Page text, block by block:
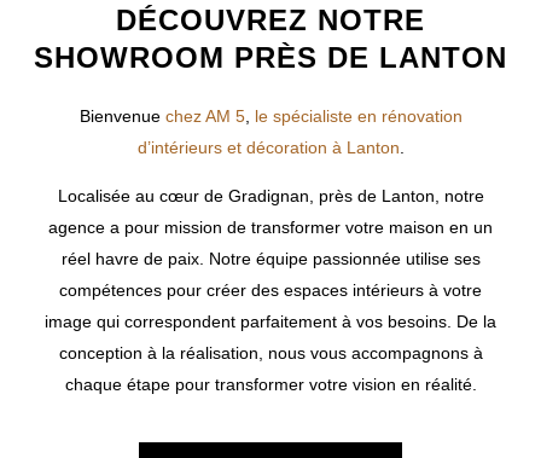
DÉCOUVREZ NOTRE
SHOWROOM PRÈS DE LANTON
Bienvenue chez AM 5, le spécialiste en rénovation
d’intérieurs et décoration à Lanton
Localisée au cœur de Gradignan, près de Lanton , notre
agence a pour mission de transformer votre maison en un
réel havre de paix. Notre équipe passionnée utilise ses
compétences pour créer des espaces intérieurs à votre
image qui correspondent parfaitement à vos besoins. De la
conception à la réalisation, nous vous accompagnons à
chaque étape pour transformer votre vision en réalité.